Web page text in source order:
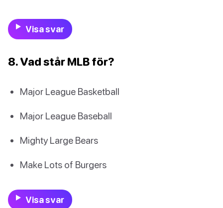
Visa svar
8. Vad står MLB för?
Major League Basketball
Major League Baseball
Mighty Large Bears
Make Lots of Burgers
Visa svar